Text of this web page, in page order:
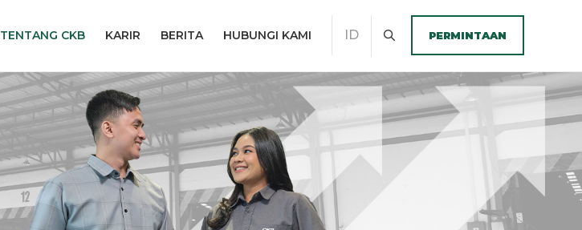
TENTANG CKB KARIR BERITA HUBUNGI KAMI ID PERMINTAAN